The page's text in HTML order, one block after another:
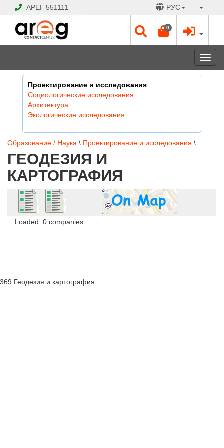
АРЕГ 551111 РУС
0
Проектирование и исследования
Социологические исследования
Архитектура
Экологические исследования
Образование / Наука \ Проектирование и исследования \
ГЕОДЕЗИЯ И
КАРТОГРАФИЯ
Loaded: 0 companies
369 Геодезия и картография